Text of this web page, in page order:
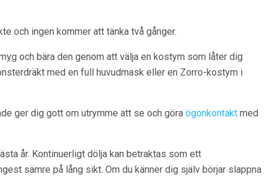
och ingen kommer att tänka två gånger.
och bära den genom att välja en kostym som låter dig
med en full huvudmask eller en Zorro-kostym i
ger dig gott om utrymme att se och göra ögonkontakt med
år. Kontinuerligt dölja kan betraktas som ett
sämre på lång sikt. Om du känner dig själv börjar slappna